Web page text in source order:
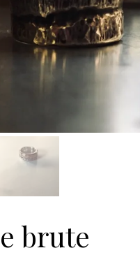
brute